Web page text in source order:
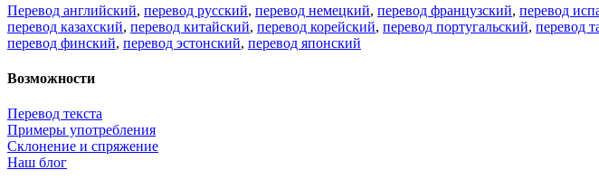
Перевод английский, перевод русский, перевод немецкий, перевод французский, перевод
перевод казахский, перевод китайский, перевод корейский, перевод португальский, перевод
перевод финский, перевод эстонский, перевод японский
Возможности
Перевод текста
Примеры употребления
Склонение и спряжение
Наш блог